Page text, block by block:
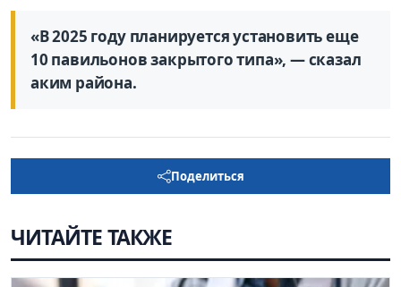
«В 2025 году планируется установить еще
10 павильонов закрытого типа», — сказал
аким района.
Поделиться
ЧИТАЙТЕ ТАКЖЕ